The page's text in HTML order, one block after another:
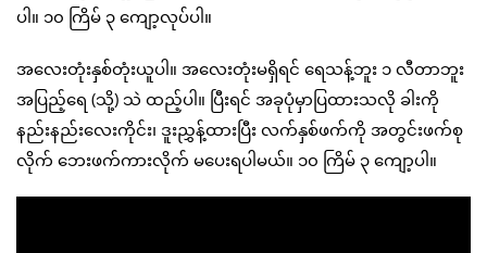
ပါ။ ၁၀ ကြိမ် ၃ ကျော့လုပ်ပါ။
အလေးတုံးနှစ်တုံးယူပါ။ အလေးတုံးမရှိရင် ရေသန့်ဘူး ၁ လီတာဘူး
အပြည့်ရေ (သို့) သဲ ထည့်ပါ။ ပြီးရင် အခုပုံမှာပြထားသလို ခါးကို
နည်းနည်းလေးကိုင်း၊ ဒူးညွှန့်ထားပြီး လက်နှစ်ဖက်ကို အတွင်းဖက်စု
လိုက် ဘေးဖက်ကားလိုက် မပေးရပါမယ်။ ၁၀ ကြိမ် ၃ ကျော့ပါ။